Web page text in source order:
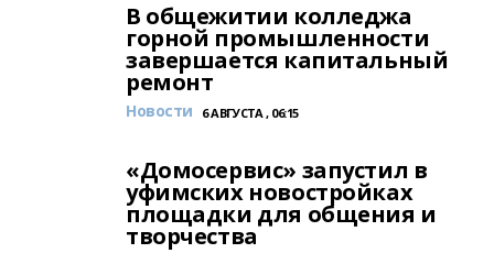
В общежитии колледжа
горной промышленности
завершается капитальный
ремонт
Новости 6 АВГУСТА , 06:15
«Домосервис» запустил в
уфимских новостройках
площадки для общения и
творчества